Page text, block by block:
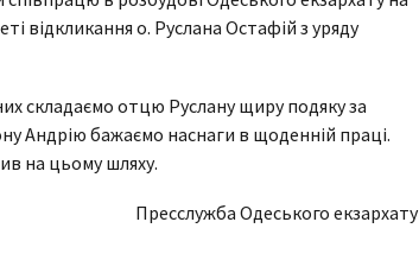
відкликання о. Руслана Остафій з уряду
складаємо отцю Руслану щиру подяку за
Андрію бажаємо наснаги в щоденній праці.
на цьому шляху.
Пресслужба Одеського екзархату